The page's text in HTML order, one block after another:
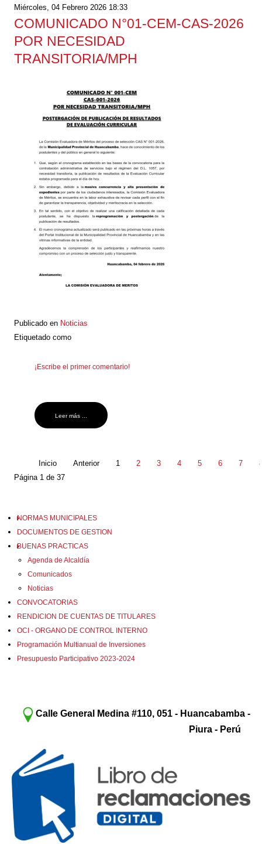
Miércoles, 04 Febrero 2026 18:33
COMUNICADO N°01-CEM-CAS-2026
POR NECESIDAD
TRANSITORIA/MPH
Publicado en Noticias
Etiquetado como
¡Escribe el primer comentario!
Leer más ...
Inicio Anterior 1 2 3 4 5 6 7
Página 1 de 37
NORMAS MUNICIPALES
DOCUMENTOS DE GESTION
BUENAS PRACTICAS
Agenda de Alcaldía
Comunicados
Noticias
CONVOCATORIAS
RENDICION DE CUENTAS DE TITULARES
OCI - ORGANO DE CONTROL INTERNO
Programación Multianual de Inversiones
Presupuesto Participativo 2023-2024
Calle General Medina #110, 051 - Huancabamba -
Piura - Perú